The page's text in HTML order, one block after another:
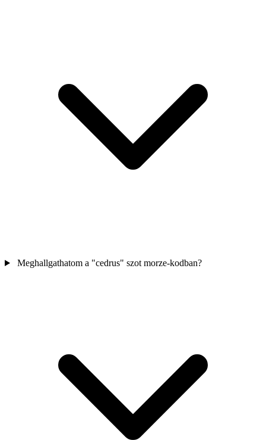
Meghallgathatom a "cedrus" szot morze-kodban?